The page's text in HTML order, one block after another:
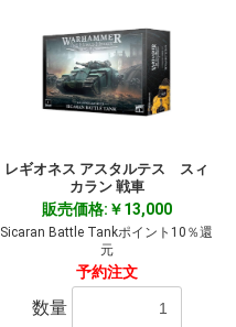
レギオネス アスタルテス スィ
カラン 戦車
販売価格:￥13,000
Sicaran Battle Tankポイント10％還
元
予約注文
数量